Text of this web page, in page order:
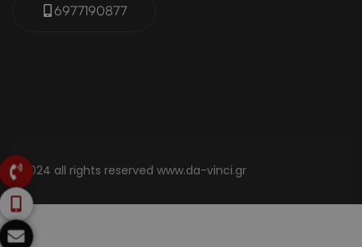
6977190877
© 2024 all rights reserved www.da-vinci.gr